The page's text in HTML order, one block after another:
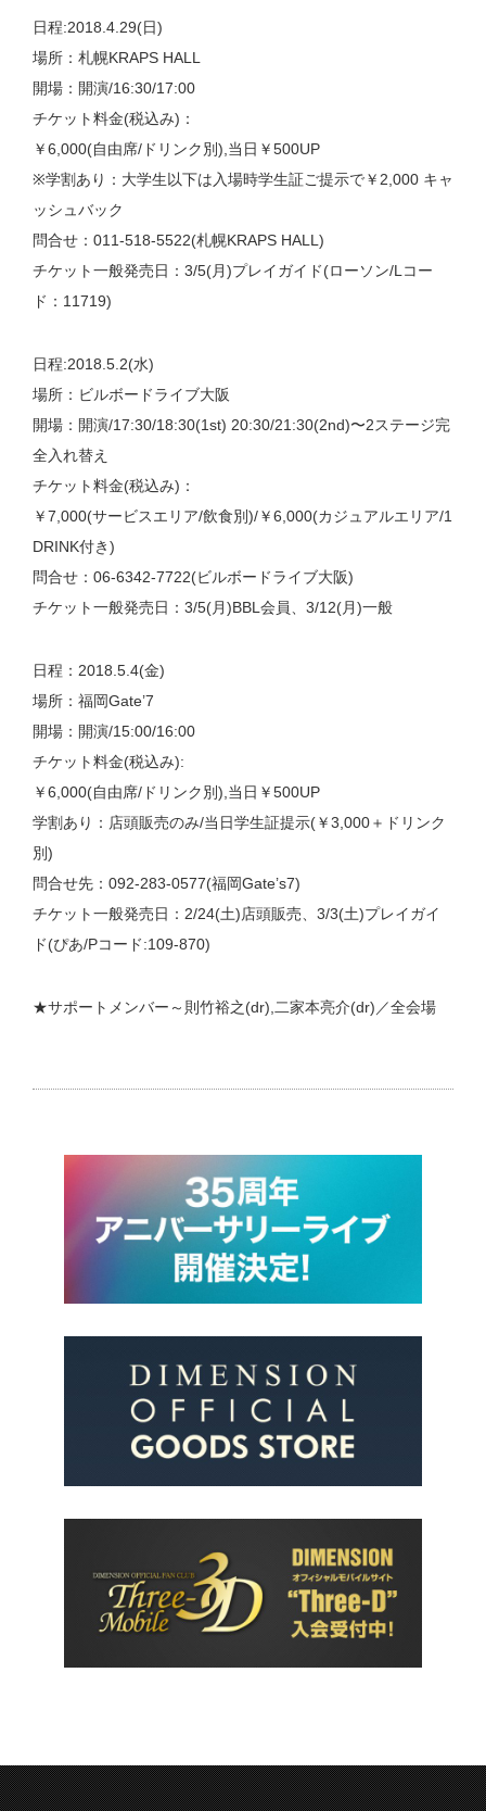
日程:2018.4.29(日)
場所：札幌KRAPS HALL
開場：開演/16:30/17:00
チケット料金(税込み)：
￥6,000(自由席/ドリンク別),当日￥500UP
※学割あり：大学生以下は入場時学生証ご提示で￥2,000 キャ
ッシュバック
問合せ：011-518-5522(札幌KRAPS HALL)
チケット一般発売日：3/5(月)プレイガイド(ローソン/Lコー
ド：11719)
日程:2018.5.2(水)
場所：ビルボードライブ大阪
開場：開演/17:30/18:30(1st) 20:30/21:30(2nd)〜2ステージ完
全入れ替え
チケット料金(税込み)：
￥7,000(サービスエリア/飲食別)/￥6,000(カジュアルエリア/1
DRINK付き)
問合せ：06-6342-7722(ビルボードライブ大阪)
チケット一般発売日：3/5(月)BBL会員、3/12(月)一般
日程：2018.5.4(金)
場所：福岡Gate’7
開場：開演/15:00/16:00
チケット料金(税込み):
￥6,000(自由席/ドリンク別),当日￥500UP
学割あり：店頭販売のみ/当日学生証提示(￥3,000＋ドリンク
別)
問合せ先：092-283-0577(福岡Gate’s7)
チケット一般発売日：2/24(土)店頭販売、3/3(土)プレイガイ
ド(ぴあ/Pコード:109-870)
★サポートメンバー～則竹裕之(dr),二家本亮介(dr)／全会場